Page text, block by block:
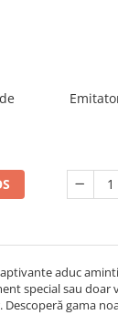
aduc
special sau doar
gama